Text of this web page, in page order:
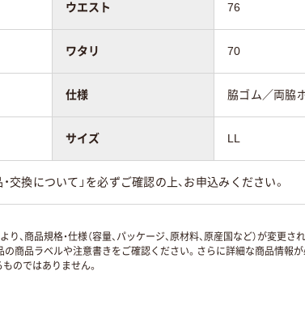
ウエスト 76
ワタリ 70
仕様 脇ゴム／両脇
サイズ LL
交換について」を必ずご確認の上、お申込みください。
商品規格・仕様（容量、パッケージ、原材料、原産国など）が変更
品ラベルや注意書きをご確認ください。さらに詳細な商品情報が
のではありません。